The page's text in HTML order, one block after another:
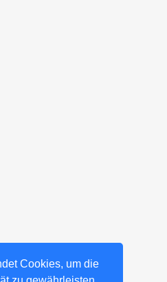
Cookies, um die